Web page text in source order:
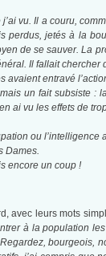
vu. Il a couru,
jetés à la
de se sauver. La
Il fallait
entravé
un fait subsiste
ai vu les effets de
ou l’intelligence
Dames.
encore un coup !
avec leurs mots
à la population
bourgeois,